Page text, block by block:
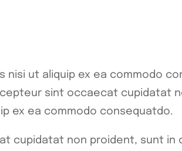
nisi ut aliquip ex ea commodo
sint occaecat cupidatat
ex ea commodo consequatdo.
cupidatat non proident, sunt in